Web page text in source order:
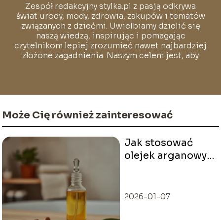
Zespół redakcyjny stylka.pl z pasją odkrywa
świat urody, mody, zdrowia, zakupów i tematów
związanych z dziećmi. Uwielbiamy dzielić się
naszą wiedzą, inspirując i pomagając
czytelnikom lepiej zrozumieć nawet najbardziej
złożone zagadnienia. Naszym celem jest, aby
Może Cię również zainteresować
Jak stosować
olejek arganowy
2026-01-07